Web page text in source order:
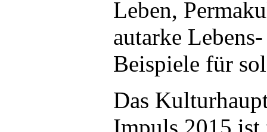
Leben,
autarke
Beispiele für
Das